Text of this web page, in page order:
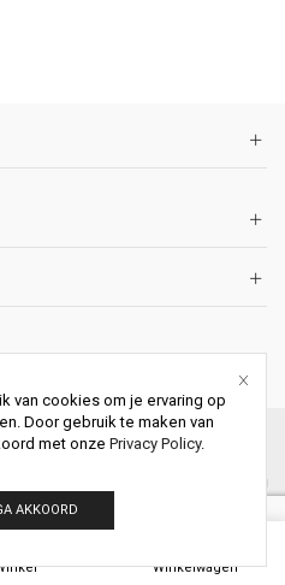
Schouwen. All Rights Reserved.
Winkelwagen
van cookies om je ervaring op
Door gebruik te maken van
met onze Privacy Policy.
AKKOORD